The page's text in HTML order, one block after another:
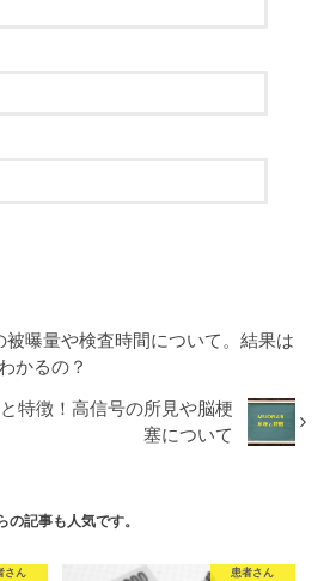
被曝量や検査時間について。結果は
かるの？
特徴！高信号の所見や脳梗
塞について
の記事も人気です。
さん 患者さん